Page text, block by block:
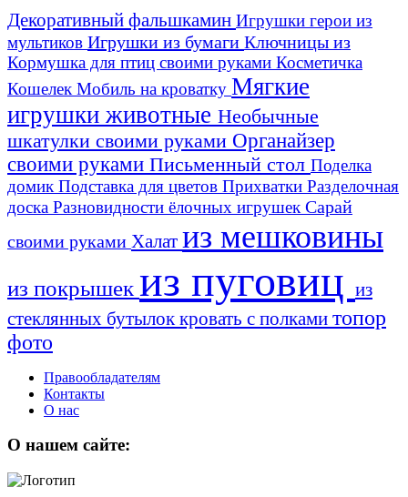
Декоративный фальшкамин Игрушки герои из
мультиков Игрушки из бумаги Ключницы из
Кормушка для птиц своими руками Косметичка
Кошелек Мобиль на кроватку Мягкие
игрушки животные Необычные
шкатулки своими руками Органайзер
своими руками Письменный стол Поделка
домик Подставка для цветов Прихватки Разделочная
доска Разновидности ёлочных игрушек Сарай
своими руками Халат из мешковины
из покрышек из пуговиц из
стеклянных бутылок кровать с полками топор
фото
Правообладателям
Контакты
О нас
О нашем сайте: